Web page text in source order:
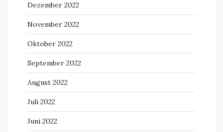
Dezember 2022
November 2022
Oktober 2022
September 2022
August 2022
Juli 2022
Juni 2022